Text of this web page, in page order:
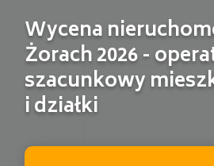
Wycena
Żorach 2026 -
szacunkowy
i działki